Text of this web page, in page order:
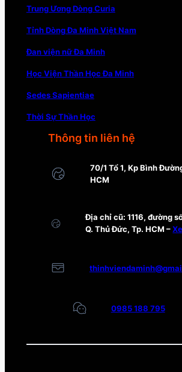
Trung Ương Dòng Curia
Tỉnh Dòng Đa Minh Việt Nam
Đan viện nữ Đa Minh
Học Viện Thần Học Đa Minh
Sedes Sapientiae
Thời Sự Thần Học
Thông tin liên hệ
70/1 Tổ 1, Kp Bình
HCM
Địa chỉ cũ: 1116, đường
Q. Thủ Đức, Tp. HCM –
0985 188 795